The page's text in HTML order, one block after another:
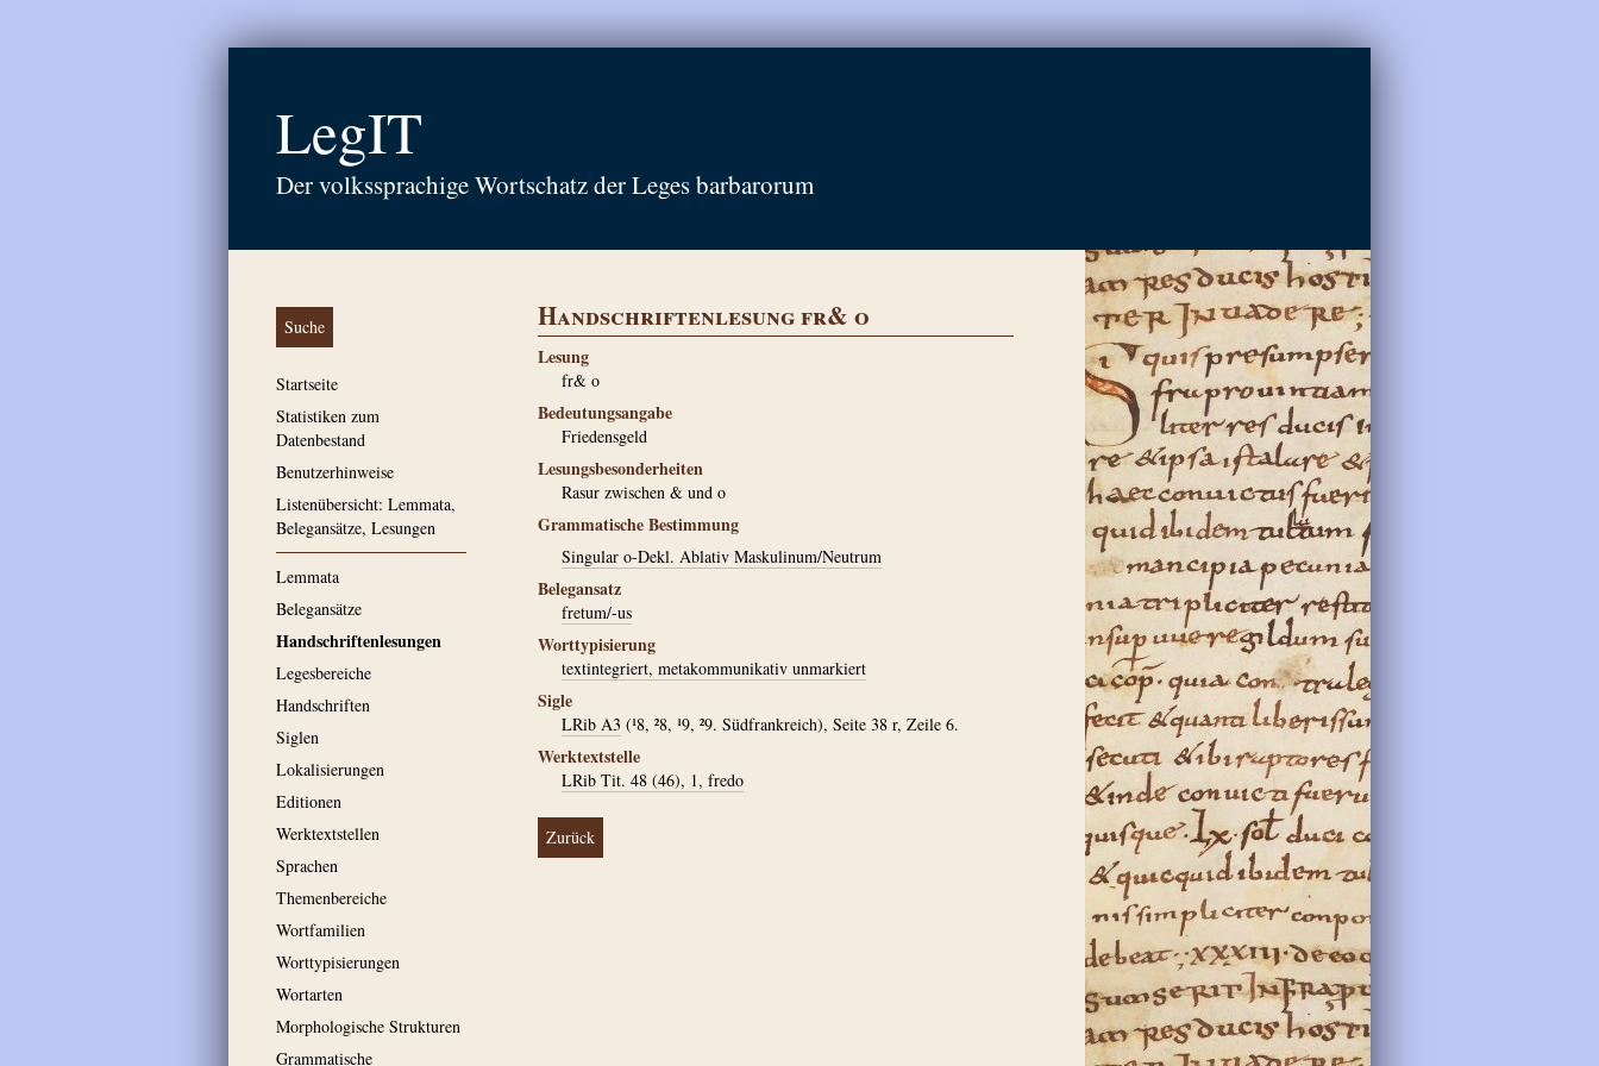
LegIT
Der volkssprachige Wortschatz der Leges barbarorum
Suche
Startseite
Statistiken zum
Datenbestand
Benutzerhinweise
Listenübersicht: Lemmata,
Belegansätze, Lesungen
Lemmata
Belegansätze
Handschriftenlesungen
Legesbereiche
Handschriften
Siglen
Lokalisierungen
Editionen
Werktextstellen
Sprachen
Themenbereiche
Wortfamilien
Worttypisierungen
Wortarten
Morphologische Strukturen
Grammatische
Handschriftenlesung fr& o
Lesung
fr& o
Bedeutungsangabe
Friedensgeld
Lesungsbesonderheiten
Rasur zwischen & und o
Grammatische Bestimmung
Singular o-Dekl. Ablativ Maskulinum/Neutrum
Belegansatz
fretum/-us
Worttypisierung
textintegriert, metakommunikativ unmarkiert
Sigle
LRib A3 (¹8, ²8, ¹9, ²9. Südfrankreich), Seite 38 r, Zeile 6.
Werktextstelle
LRib Tit. 48 (46), 1, fredo
Zurück